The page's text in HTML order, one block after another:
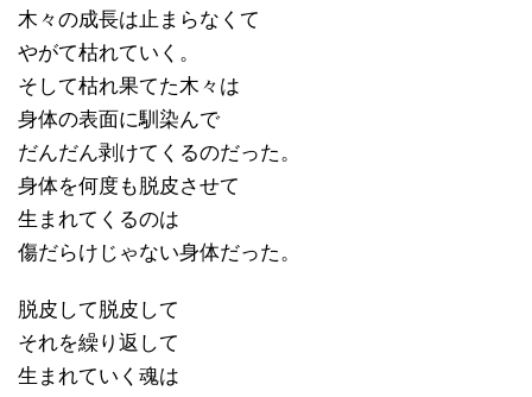
木々の成長は止まらなくて
やがて枯れていく。
そして枯れ果てた木々は
身体の表面に馴染んで
だんだん剥けてくるのだった。
身体を何度も脱皮させて
生まれてくるのは
傷だらけじゃない身体だった。
脱皮して脱皮して
それを繰り返して
生まれていく魂は